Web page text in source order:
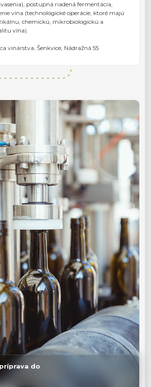
postupná riadená fermentácia,
vína (technologické operácie, ktoré majú
chemickú, mikrobiologickú a
vína).
vinárstva, Šenkvice, Nádražná 55
do